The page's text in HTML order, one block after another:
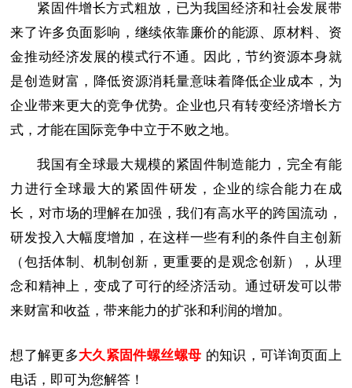
紧固件增长方式粗放，已为我国经济和社会发展带
来了许多负面影响，继续依靠廉价的能源、原材料、资
金推动经济发展的模式行不通。因此，节约资源本身就
是创造财富，降低资源消耗量意味着降低企业成本，为
企业带来更大的竞争优势。企业也只有转变经济增长方
式，才能在国际竞争中立于不败之地。
我国有全球最大规模的紧固件制造能力，完全有能
力进行全球最大的紧固件研发，企业的综合能力在成
长，对市场的理解在加强，我们有高水平的跨国流动，
研发投入大幅度增加，在这样一些有利的条件自主创新
（包括体制、机制创新，更重要的是观念创新），从理
念和精神上，变成了可行的经济活动。通过研发可以带
来财富和收益，带来能力的扩张和利润的增加。
想了解更多大久紧固件螺丝螺母 的知识，可详询页面上
电话，即可为您解答！